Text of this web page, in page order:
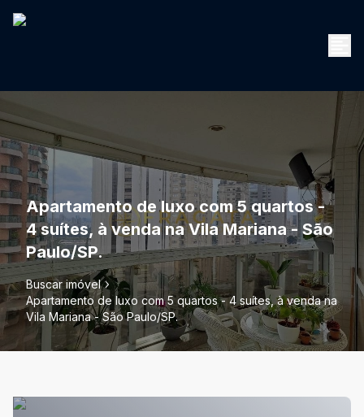
Apartamento de luxo com 5 quartos -
4 suítes, à venda na Vila Mariana - São
Paulo/SP.
Buscar imóvel
Apartamento de luxo com 5 quartos - 4 suítes, à venda na
Vila Mariana - São Paulo/SP.